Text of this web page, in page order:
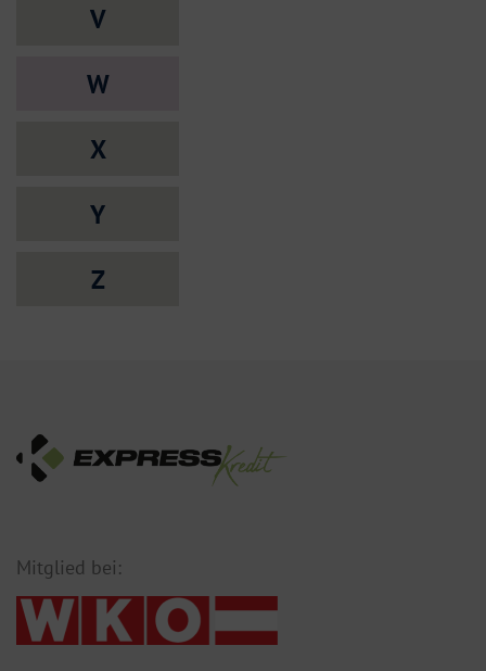
V
W
X
Y
Z
Mitglied bei: